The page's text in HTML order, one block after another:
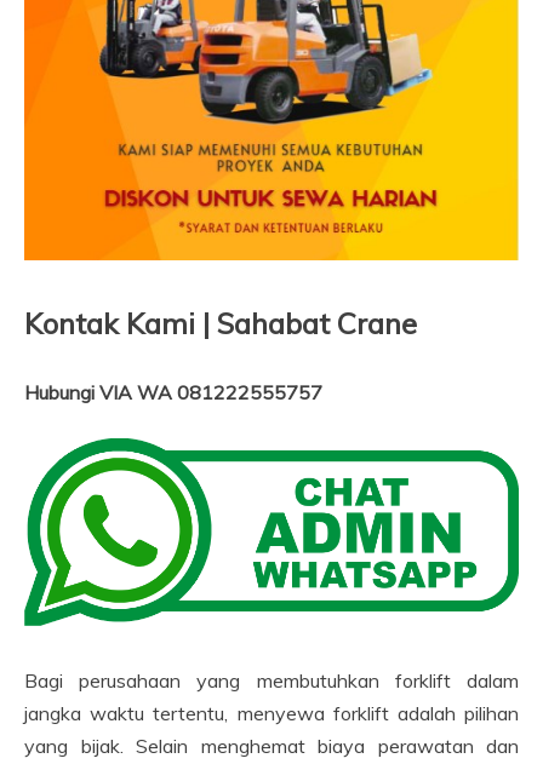
Kontak Kami | Sahabat Crane
Hubungi VIA WA 081222555757
Bagi perusahaan yang membutuhkan forklift dalam
jangka waktu tertentu, menyewa forklift adalah pilihan
yang bijak. Selain menghemat biaya perawatan dan